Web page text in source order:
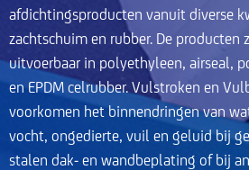
afdichtingsproducten vanuit diverse
zachtschuim en rubber. De producten
uitvoerbaar in polyethyleen, airseal,
en EPDM celrubber. Vulstroken en
voorkomen het binnendringen van
vocht, ongedierte, vuil en geluid bij
stalen dak- en wandbeplating of bij